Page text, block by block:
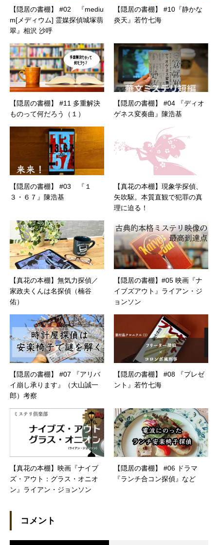
【隠居の書棚】 #02 『mediu
m[メディウム] 霊媒探偵城塚翡
翠』相沢 沙呼
【隠居の書棚】 #10『静かな
炎天』若竹七海
【隠居の書棚】 #11 多重解決
ものって何だろう（１）
【隠居の書棚】 #04 『ディオ
ゲネス変奏曲』陳浩基
【隠居の書棚】 #03 『１
３・６７』陳浩基
【真花の本棚】現象学探偵、
矢吹駆。本質直観で犯罪の真
理に迫る！
【真花の本棚】無気力探偵／
家政夫くんは名探偵（楠谷
佑）
【隠居の書棚】#05 映画『ナ
イブズアウト』ライアン・ジ
ョンソン
【隠居の書棚】 #07 『アリバ
イ崩し承ります』（大山誠一
郎）考察
【隠居の書棚】 #08 『プレゼ
ント』若竹七海
【真花の本棚】映画『ナイブ
ズ・アウト：グラス・オニオ
ン』ライアン・ジョンソン
【隠居の書棚】 #06 ドラマ
『ランチ合コン探偵』など
コメント